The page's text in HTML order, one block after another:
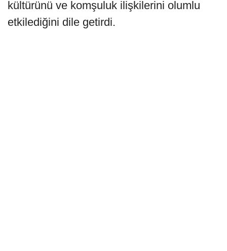
kültürünü ve komşuluk ilişkilerini olumlu
etkilediğini dile getirdi.